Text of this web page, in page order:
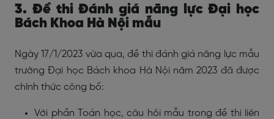
3. Đề thi Đánh giá năng lực Đại học
Bách Khoa Hà Nội mẫu
Ngày 17/1/2023 vừa qua, đề thi đánh giá năng lực mẫu
trường Đại học Bách khoa Hà Nội năm 2023 đã được
chính thức công bố:
Với phần Toán học, câu hỏi mẫu trong đề thi liên